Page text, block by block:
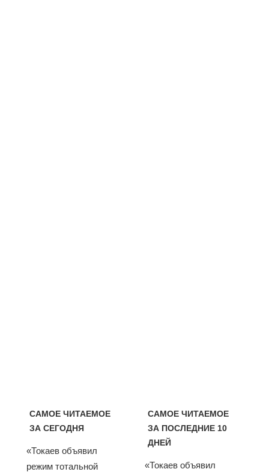
САМОЕ ЧИТАЕМОЕ
ЗА СЕГОДНЯ
«Токаев объявил
режим тотальной
САМОЕ ЧИТАЕМОЕ
ЗА ПОСЛЕДНИЕ 10
ДНЕЙ
«Токаев объявил